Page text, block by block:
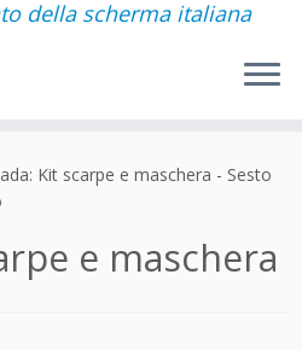
della scherma italiana
Kit scarpe e maschera - Sesto
e maschera